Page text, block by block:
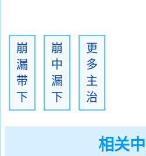
崩
漏
带
下
崩
中
漏
下
更
多
主
治
相关